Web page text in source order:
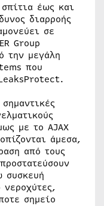
έως και
διαρροής
σε
Group
την μεγάλη
που
με το AJAX
άμεσα,
από τους
συσκευή
σημείο